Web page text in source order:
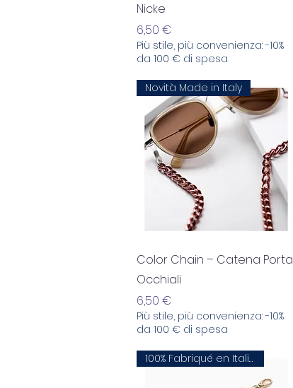
Nicke
Prix
6,50 €
Più stile, più convenienza: -10%
da 100 € di spesa
Aperçu rapide
Novità Made in Italy
Color Chain – Catena Porta
Occhiali
Prix
6,50 €
Più stile, più convenienza: -10%
da 100 € di spesa
100% Fabriqué en Italie